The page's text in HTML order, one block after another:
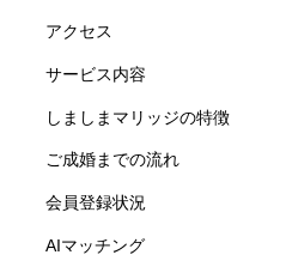
アクセス
サービス内容
しましまマリッジの特徴
ご成婚までの流れ
会員登録状況
AIマッチング